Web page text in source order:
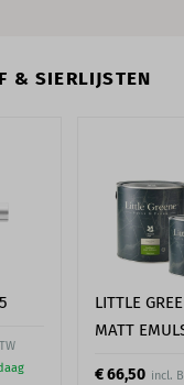
& SIERLIJSTEN
LITTLE
MATT
€ 66,50